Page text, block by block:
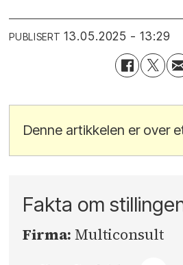
PUBLISERT 13.05.2025 - 13:29
Denne artikkelen er over
Fakta om
Firma: Multiconsult